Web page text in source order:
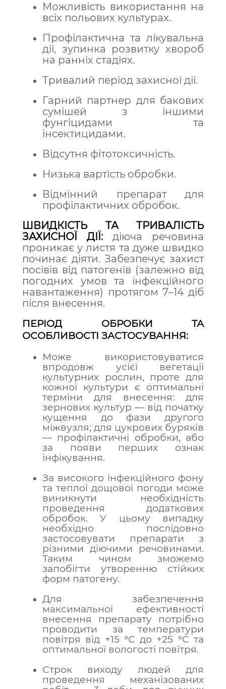
Можливість використання на
всіх польових культурах.
Профілактична та лікувальна
дії, зупинка розвитку хвороб
на ранніх стадіях.
Тривалий період захисної дії.
Гарний партнер для бакових
сумішей з іншими
фунгіцидами та
інсектицидами.
Відсутня фітотоксичність.
Низька вартість обробки.
Відмінний препарат для
профілактичних обробок.
ШВИДКІСТЬ ТА ТРИВАЛІСТЬ
ЗАХИСНОЇ ДІЇ: діюча речовина
проникає у листя та дуже швидко
починає діяти. Забезпечує захист
посівів від патогенів (залежно від
погодних умов та інфекційного
навантаження) протягом 7–14 діб
після внесення.
ПЕРІОД ОБРОБКИ ТА
ОСОБЛИВОСТІ ЗАСТОСУВАННЯ:
Може використовуватися
впродовж усієї вегетації
культурних рослин, проте для
кожної культури є оптимальні
терміни для внесення: для
зернових культур — від початку
кущення до фази другого
міжвузля; для цукрових буряків
— профілактичні обробки, або
за появи перших ознак
інфікування.
За високого інфекційного фону
та теплої дощової погоди може
виникнути необхідність
проведення додаткових
обробок. У цьому випадку
необхідно послідовно
застосовувати препарати з
різними діючими речовинами.
Таким чином зможемо
запобігти утворенню стійких
форм патогену.
Для забезпечення
максимальної ефективності
внесення препарату потрібно
проводити за температури
повітря від +15 °C до +25 °C та
оптимальної вологості повітря.
Строк виходу людей для
проведення механізованих